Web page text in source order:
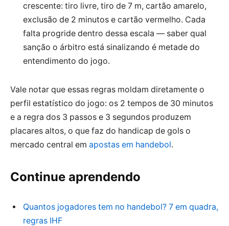
crescente: tiro livre, tiro de 7 m, cartão amarelo,
exclusão de 2 minutos e cartão vermelho. Cada
falta progride dentro dessa escala — saber qual
sanção o árbitro está sinalizando é metade do
entendimento do jogo.
Vale notar que essas regras moldam diretamente o
perfil estatístico do jogo: os 2 tempos de 30 minutos
e a regra dos 3 passos e 3 segundos produzem
placares altos, o que faz do handicap de gols o
mercado central em apostas em handebol.
Continue aprendendo
Quantos jogadores tem no handebol? 7 em quadra,
regras IHF